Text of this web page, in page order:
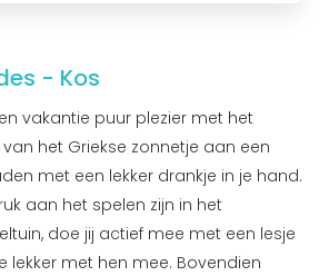
- Kos
vakantie puur plezier met het
het Griekse zonnetje aan een
met een lekker drankje in je hand.
aan het spelen zijn in het
doe jij actief mee met een lesje
lekker met hen mee. Bovendien